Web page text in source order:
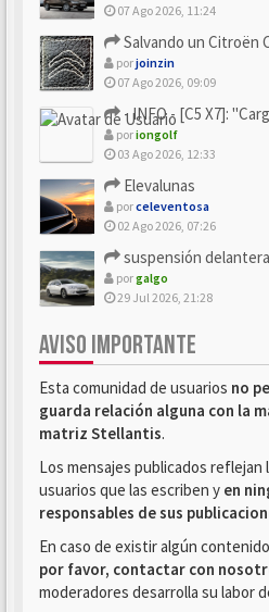
07 Ago 2026, 11:24
Salvando un Citroën C5 del
porjoinzin
07 Ago 2026, 09:09
- INFO - [C5 X7]: "Carga
poriongolf
03 Ago 2026, 12:33
Elevalunas
porceleventosa
02 Ago 2026, 07:26
suspensión
porgalgo
29 Jul 2026, 21:28
AVISO IMPORTANTE
Esta comunidad de usuarios no
guarda relación alguna con la
matriz Stellantis.
Los mensajes publicados reflejan
usuarios que las escriben y en
responsables de sus
En caso de existir algún
por favor, contactar con
moderadores desarrolla su labor